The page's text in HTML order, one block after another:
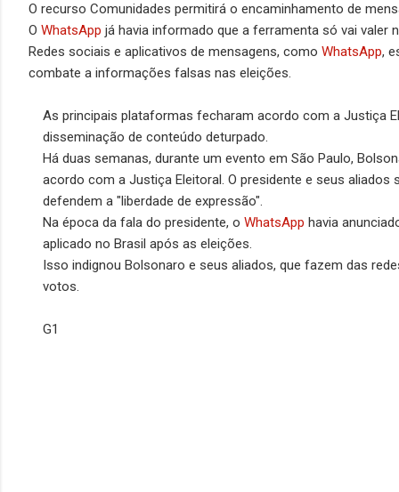
O recurso Comunidades permitirá o encaminhamento de
O WhatsApp já havia informado que a ferramenta só vai valer
Redes sociais e aplicativos de mensagens, como WhatsApp,
combate a informações falsas nas eleições.
As principais plataformas fecharam acordo com a Justiça
disseminação de conteúdo deturpado.
Há duas semanas, durante um evento em São Paulo,
acordo com a Justiça Eleitoral. O presidente e seus
defendem a "liberdade de expressão".
Na época da fala do presidente, o WhatsApp havia
aplicado no Brasil após as eleições.
Isso indignou Bolsonaro e seus aliados, que fazem das
votos.
G1